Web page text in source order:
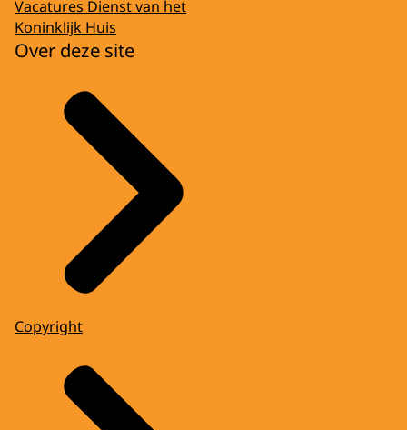
Vacatures Dienst van het
Koninklijk Huis
Over deze site
Copyright